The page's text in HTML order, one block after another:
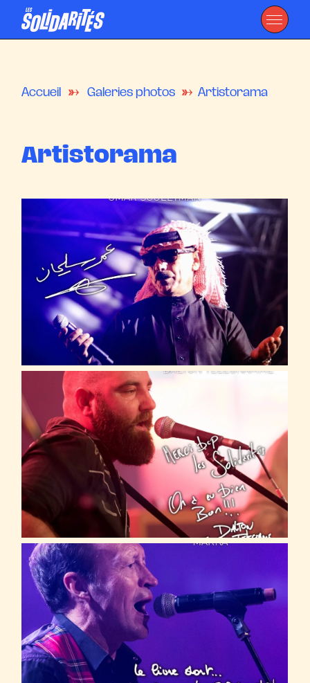
Accueil Galeries photos Artistorama
Artistorama